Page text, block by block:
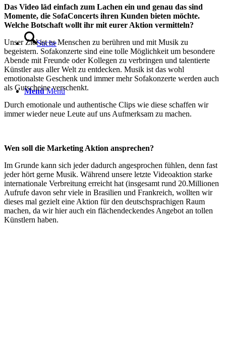
Suche
Menü Menü
Das Video läd einfach zum Lachen ein und genau das sind
Momente, die SofaConcerts ihren Kunden bieten möchte.
Welche Botschaft wollt ihr mit eurer Aktion vermitteln?
Unser Ziel ist es Menschen zu berühren und mit Musik zu
begeistern. Sofakonzerte sind eine tolle Möglichkeit um besondere
Abende mit Freunde oder Kollegen zu verbringen und talentierte
Künstler aus aller Welt zu entdecken. Musik ist das wohl
emotionalste Geschenk und immer mehr Sofakonzerte werden auch
als Gutscheine verschenkt.
Durch emotionale und authentische Clips wie diese schaffen wir
immer wieder neue Leute auf uns Aufmerksam zu machen.
Wen soll die Marketing Aktion ansprechen?
Im Grunde kann sich jeder dadurch angesprochen fühlen, denn fast
jeder hört gerne Musik. Während unsere letzte Videoaktion starke
internationale Verbreitung erreicht hat (insgesamt rund 20.Millionen
Aufrufe davon sehr viele in Brasilien und Frankreich, wollten wir
dieses mal gezielt eine Aktion für den deutschsprachigen Raum
machen, da wir hier auch ein flächendeckendes Angebot an tollen
Künstlern haben.